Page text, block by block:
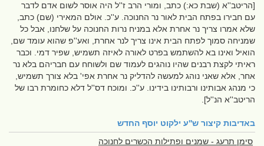
[הריטב''א (שבת כא:) כתב, ומורי הרב ז''ל היה אוסר לשום אדם לדבר
עם חבירו בפתח הבית לאור נר החנוכה. ע''כ. אולם המאירי (שם) כתב,
שלא אמרו צריך נר אחרת אלא במניח נרות החנוכה על שלחנו, אבל כל
שמניחה סמוך לפתח הבית אינו צריך לנר אחרת, ואע''פ שהוא עומד שם,
הואיל ואינו בא להשתמש בפרט לאורה לאיזה תשמיש, שפיר דמי. וכבר
ראיתי לקצת רבנים שהיו נוהגים לעמוד שם ולשוחח עם חבריהם בלא נר
אחר, אלא שאני נוהג למעשה להדליק נר אחרת אפי' בלא צורך תשמיש,
כי מנהג אבותינו ורבותינו בידינו. ע''כ. ומוכח דס''ל דלא כחומרת רבו של
הריטב''א הנ''ל].
באדיבות קיצור ש''ע ילקוט יוסף החדש
סימן תרעג - שמנים ופתילות הכשרים לחנוכה